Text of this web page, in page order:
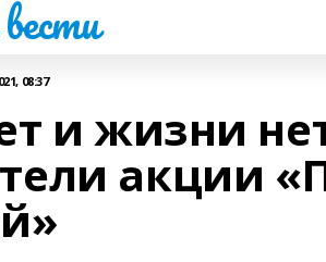
08:37
и жизни
акции